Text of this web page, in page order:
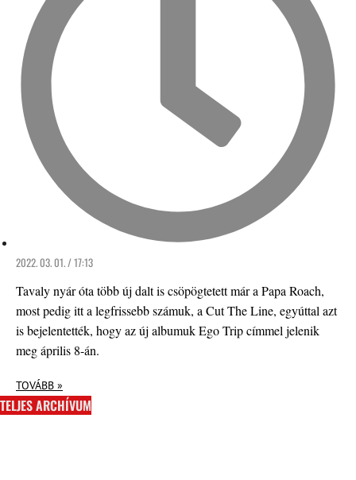
2022. 03. 01. / 17:13
Tavaly nyár óta több új dalt is csöpögtetett már a Papa Roach,
most pedig itt a legfrissebb számuk, a Cut The Line, egyúttal azt
is bejelentették, hogy az új albumuk Ego Trip címmel jelenik
meg április 8-án.
TOVÁBB »
TELJES ARCHÍVUM